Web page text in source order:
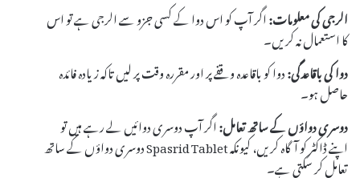
الرجی کی معلومات:اگر آپ کو اس دوا کے کسی جزو سے الرجی ہے تو اس
کا استعمال نہ کریں۔
دوا کی باقاعدگی:دوا کو باقاعدہ وقفے پر اور مقررہ وقت پر لیں تاکہ زیادہ فائدہ
حاصل ہو۔
دوسری دواؤں کے ساتھ تعامل:اگر آپ دوسری دوائیں لے رہے ہیں تو
اپنے ڈاکٹر کو آگاہ کریں، کیونکہ Spasrid Tablet دوسری دواؤں کے ساتھ
تعامل کر سکتی ہے۔